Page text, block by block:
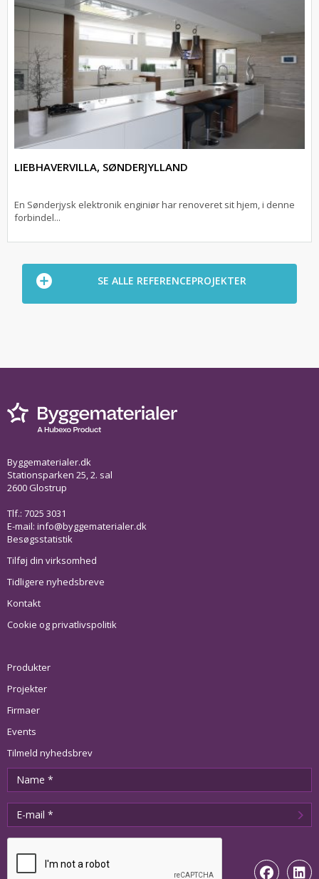
LIEBHAVERVILLA, SØNDERJYLLAND
En Sønderjysk elektronik enginiør har renoveret sit hjem, i denne
forbindel...
SE ALLE REFERENCEPROJEKTER
Byggematerialer.dk
Stationsparken 25, 2. sal
2600 Glostrup
Tlf.: 7025 3031
E-mail: info@byggematerialer.dk
Besøgsstatistik
Tilføj din virksomhed
Tidligere nyhedsbreve
Kontakt
Cookie og privatlivspolitik
Produkter
Projekter
Firmaer
Events
Tilmeld nyhedsbrev